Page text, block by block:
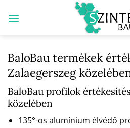
BaloBau termékek
Zalaegerszeg
BaloBau profilok
közelében
135°-os alumínium élvédő